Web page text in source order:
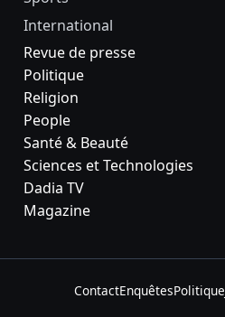
International
Revue de presse
Politique
Religion
People
Santé & Beauté
Sciences et Technologies
Dadia TV
Magazine
ContactEnquêtesPolitique